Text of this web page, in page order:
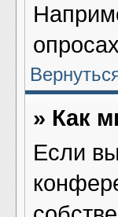
» Как
Если